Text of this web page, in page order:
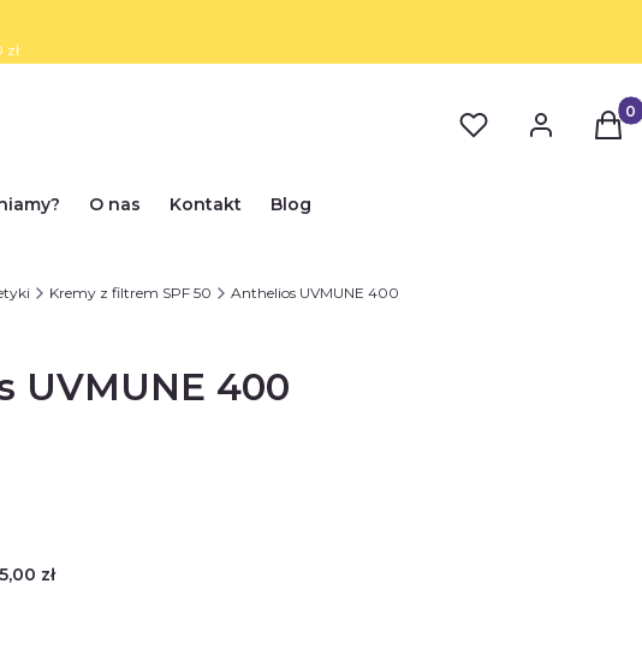
zł
O nas Kontakt Blog
Kremy z filtrem SPF 50 Anthelios UVMUNE 400
UVMUNE 400
zł